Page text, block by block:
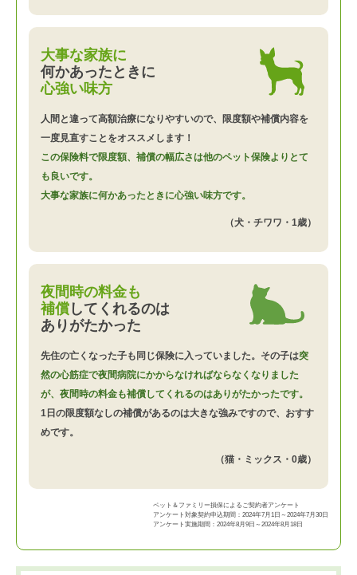
大事な家族に
何かあったときに
心強い味方
人間と違って高額治療になりやすいので、限度額や補償内容を
一度見直すことをオススメします！
この保険料で限度額、補償の幅広さは他のペット保険よりとて
も良いです。
大事な家族に何かあったときに心強い味方です。
（犬・チワワ・1歳）
夜間時の料金も
補償 してくれるのは
ありがたかった
先住の亡くなった子も同じ保険に入っていました。その子は突
然の心筋症で夜間病院にかからなければならなくなりました
が、夜間時の料金も補償してくれるのはありがたかったです。
1日の限度額なしの補償があるのは大きな強みですので、おすす
めです。
（猫・ミックス・0歳）
ペット＆ファミリー損保によるご契約者アンケート
アンケート対象契約申込期間：2024年7月1日～2024年7月30日
アンケート実施期間：2024年8月9日～2024年8月18日